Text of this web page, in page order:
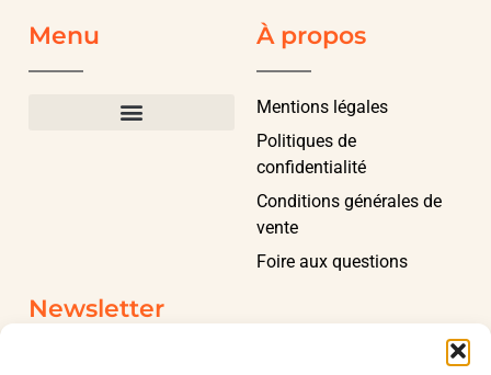
Menu À propos
Mentions légales
Politiques de
confidentialité
Conditions générales de
vente
Foire aux questions
Newsletter